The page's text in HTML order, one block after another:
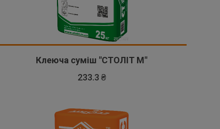
Клеюча суміш "СТОЛІТ М"
233.3 ₴